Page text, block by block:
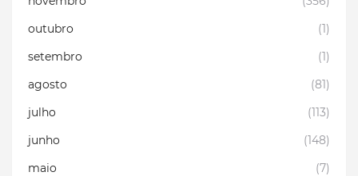
outubro
(1)
setembro
(1)
agosto
(81)
julho
(113)
junho
(148)
maio
(7)